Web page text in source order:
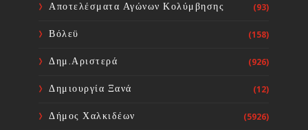
Παραλαβή δεξαμενών
Αποτελέσματα Αγώνων Κολύμβησης (93)
Βόλεϋ (158)
Δημ.Αριστερά (926)
Δημιουργία Ξανά (12)
Δήμος Χαλκιδέων (5926)